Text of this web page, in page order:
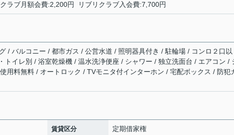
ラブ月額会費:2,200円 リブリクラブ入会費:7,700円
/ バルコニー / 都市ガス / 公営水道 / 照明器具付き / 駐輪場 / コンロ２口以
トイレ別 / 浴室乾燥機 / 温水洗浄便座 / シャワー / 独立洗面台 / エアコン /
用料無料 / オートロック / TVモニタ付インターホン / 宅配ボックス / 防犯
賃貸区分 定期借家権